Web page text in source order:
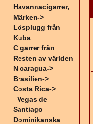
Havannacigarrer,
Märken->
Lösplugg från
Kuba
Cigarrer från
Resten av världen
Nicaragua->
Brasilien->
Costa Rica->
Vegas de
Santiago
Dominikanska